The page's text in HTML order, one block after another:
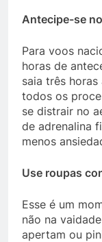
Antecipe-se
Para voos
horas de
saia três horas
todos os
se distrair no
de adrenalina
menos
Use roupas
Esse é um
não na
apertam ou